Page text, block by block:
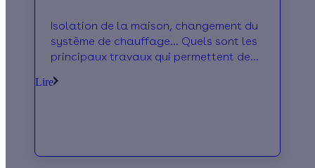
Isolation de la maison, changement du
système de chauffage... Quels sont les
principaux travaux qui permettent de
dit tout !
Lire